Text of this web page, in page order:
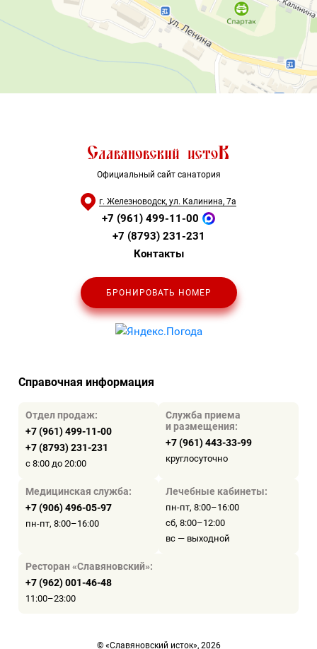
Официальный сайт санатория
г. Железноводск, ул. Калинина, 7а
+7 (961) 499-11-00
+7 (8793) 231-231
Контакты
БРОНИРОВАТЬ НОМЕР
Справочная информация
Отдел продаж:
+7 (961) 499-11-00
+7 (8793) 231-231
с 8:00 до 20:00
Служба приема
и размещения:
+7 (961) 443-33-99
круглосуточно
Медицинская служба:
+7 (906) 496-05-97
пн-пт, 8:00–16:00
Лечебные кабинеты:
пн-пт, 8:00–16:00
сб, 8:00–12:00
вс — выходной
Ресторан «Славяновский»:
+7 (962) 001-46-48
11:00–23:00
© «Славяновский исток», 2026